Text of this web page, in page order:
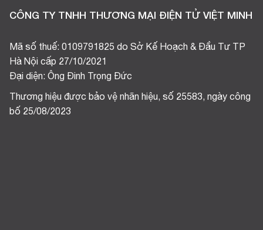
CÔNG TY TNHH THƯƠNG MẠI ĐIỆN TỬ VIỆT MINH
Mã số thuế: 0109791825 do Sở Kế Hoạch & Đầu Tư TP
Hà Nội cấp 27/10/2021
Đại diện: Ông Đinh Trọng Đức
Thương hiệu được bảo vệ nhãn hiệu, số 25583, ngày công
bố 25/08/2023